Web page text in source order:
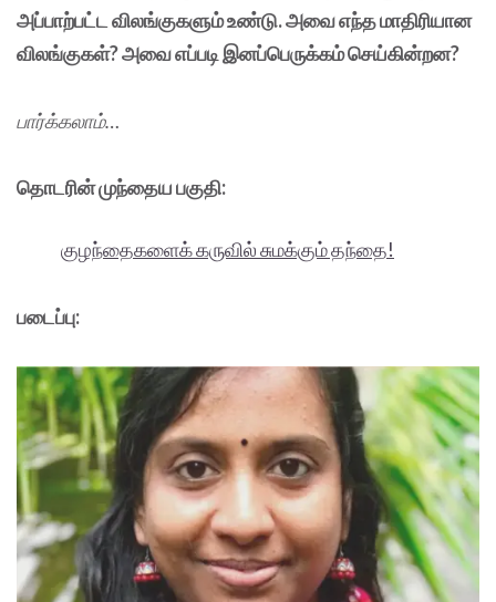
அப்பாற்பட்ட விலங்குகளும் உண்டு. அவை எந்த மாதிரியான
விலங்குகள்? அவை எப்படி இனப்பெருக்கம் செய்கின்றன?
பார்க்கலாம்…
தொடரின் முந்தைய பகுதி:
குழந்தைகளைக் கருவில் சுமக்கும் தந்தை!
படைப்பு: